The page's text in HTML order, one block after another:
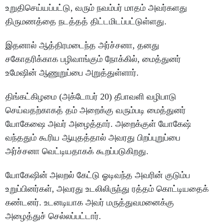
உறுதிசெய்யப்பட்டு, வரும் நவம்பர் மாதம் அவர்களது
திருமணத்தை நடத்தத் திட்டமிடப்பட்டுள்ளது.
இதனால் ஆத்திரமடைந்த அர்ச்சனா, தனது
சகோதரிக்காக பழிவாங்கும் நோக்கில், மைத்துனர்
உமேஷின் ஆணுறுப்பை அறுத்துள்ளார்.
திங்கட்கிழமை (அக்டோபர் 20) தீபாவளி வழிபாடு
செய்வதற்காகத் தம் அறைக்கு வரும்படி மைத்துனர்
யோகேஷை அவர் அழைத்தார். அறைக்குள் யோகேஷ்
வந்ததும் கூரிய ஆயுதத்தால் அவரது பிறப்புறுப்பை
அர்ச்சனா வெட்டியதாகக் கூறப்படுகிறது.
யோகேஷின் அலறல் கேட்டு ஓடிவந்த அவரின் குடும்ப
உறுப்பினர்கள், அவரது உடலிலிருந்து ரத்தம் கொட்டியதைக்
கண்டனர். உடனடியாக அவர் மருத்துவமனைக்கு
அழைத்துச் செல்லப்பட்டார்.